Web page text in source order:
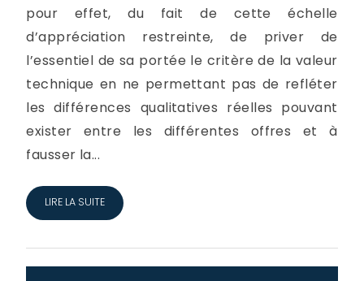
pour effet, du fait de cette échelle
d’appréciation restreinte, de priver de
l’essentiel de sa portée le critère de la valeur
technique en ne permettant pas de refléter
les différences qualitatives réelles pouvant
exister entre les différentes offres et à
fausser la...
LIRE LA SUITE